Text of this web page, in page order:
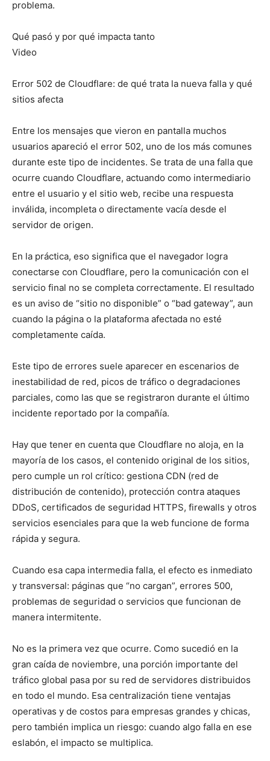
problema.
Qué pasó y por qué impacta tanto
Video
Error 502 de Cloudflare: de qué trata la nueva falla y qué
sitios afecta
Entre los mensajes que vieron en pantalla muchos
usuarios apareció el error 502, uno de los más comunes
durante este tipo de incidentes. Se trata de una falla que
ocurre cuando Cloudflare, actuando como intermediario
entre el usuario y el sitio web, recibe una respuesta
inválida, incompleta o directamente vacía desde el
servidor de origen.
En la práctica, eso significa que el navegador logra
conectarse con Cloudflare, pero la comunicación con el
servicio final no se completa correctamente. El resultado
es un aviso de “sitio no disponible” o “bad gateway”, aun
cuando la página o la plataforma afectada no esté
completamente caída.
Este tipo de errores suele aparecer en escenarios de
inestabilidad de red, picos de tráfico o degradaciones
parciales, como las que se registraron durante el último
incidente reportado por la compañía.
Hay que tener en cuenta que Cloudflare no aloja, en la
mayoría de los casos, el contenido original de los sitios,
pero cumple un rol crítico: gestiona CDN (red de
distribución de contenido), protección contra ataques
DDoS, certificados de seguridad HTTPS, firewalls y otros
servicios esenciales para que la web funcione de forma
rápida y segura.
Cuando esa capa intermedia falla, el efecto es inmediato
y transversal: páginas que “no cargan”, errores 500,
problemas de seguridad o servicios que funcionan de
manera intermitente.
No es la primera vez que ocurre. Como sucedió en la
gran caída de noviembre, una porción importante del
tráfico global pasa por su red de servidores distribuidos
en todo el mundo. Esa centralización tiene ventajas
operativas y de costos para empresas grandes y chicas,
pero también implica un riesgo: cuando algo falla en ese
eslabón, el impacto se multiplica.